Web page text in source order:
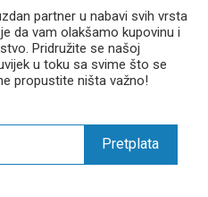
partner u nabavi svih vrsta
da vam olakšamo kupovinu i
Pridružite se našoj
u toku sa svime što se
propustite ništa važno!
Pretplata